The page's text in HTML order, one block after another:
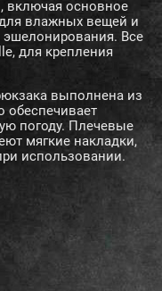
включая основное
влажных вещей и
Все
для крепления
выполнена из
обеспечивает
погоду. Плечевые
мягкие накладки,
использовании.